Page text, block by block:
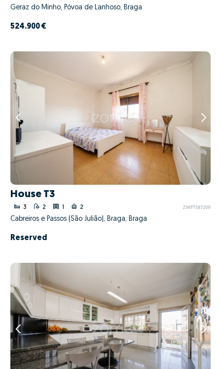
Geraz do Minho, Póvoa de Lanhoso, Braga
524.900 €
House T3
3 2 1 2 ZMPT587209
Cabreiros e Passos (São Julião), Braga, Braga
Reserved